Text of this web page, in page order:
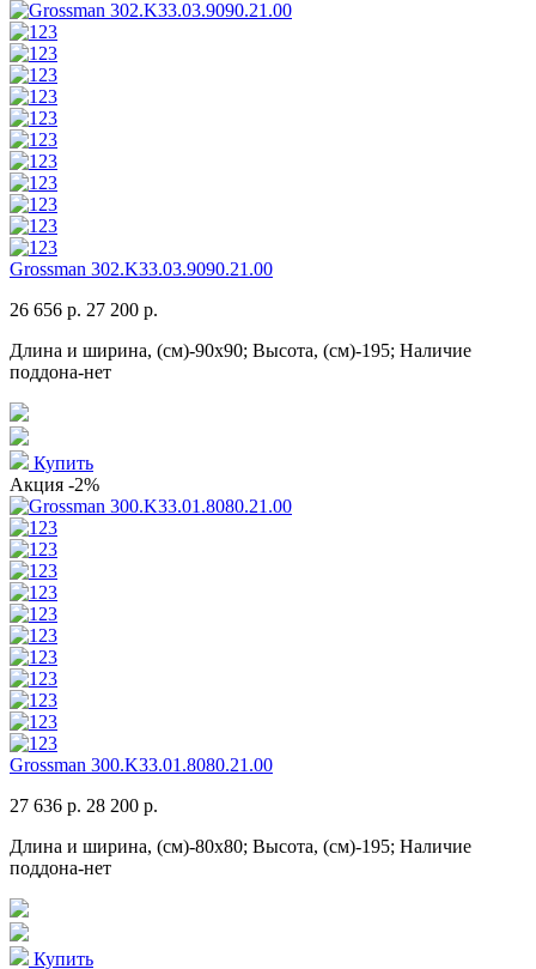
Grossman 302.K33.03.9090.21.00
26 656 р. 27 200 р.
Длина и ширина, (см)-90x90; Высота, (см)-195; Наличие
поддона-нет
Купить
Акция -2%
Grossman 300.K33.01.8080.21.00
27 636 р. 28 200 р.
Длина и ширина, (см)-80x80; Высота, (см)-195; Наличие
поддона-нет
Купить